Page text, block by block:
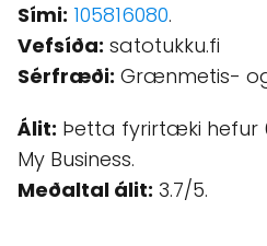
Sími: 105816080.
Vefsíða: satotukku.fi
Sérfræði: Grænmetis-
Álit: Þetta fyrirtæki hefur
My Business.
Meðaltal álit: 3.7/5.